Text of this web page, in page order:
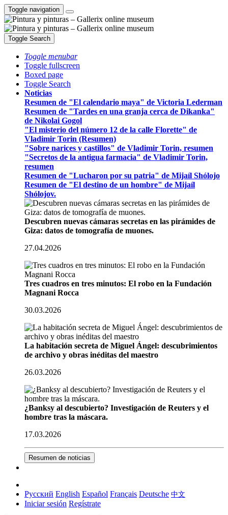
Toggle navigation
Toggle Search
Toggle menubar
Toggle fullscreen
Boxed page
Toggle Search
Noticias
Resumen de "El calendario maya" de Victoria Lederman
Resumen de "Tardes en una granja cerca de Dikanka"
de Nikolai Gogol
"El misterio del número 12 de la calle Florette" de
Vladimir Torin (Resumen)
"Sobre narices y castillos" de Vladimir Torin, resumen
"Secretos de la antigua farmacia" de Vladimir Torin,
resumen
Resumen de "Lucharon por su patria" de Mijaíl Shólojo
Resumen de "El destino de un hombre" de Mijaíl
Shólojov.
Descubren nuevas cámaras secretas en las pirámides de
Giza: datos de tomografía de muones.
27.04.2026
Tres cuadros en tres minutos: El robo en la Fundación
Magnani Rocca
30.03.2026
La habitación secreta de Miguel Ángel: descubrimientos
de archivo y obras inéditas del maestro
26.03.2026
¿Banksy al descubierto? Investigación de Reuters y el
hombre tras la máscara.
17.03.2026
Resumen de noticias
Русский English Español Français Deutsche 中文
Iniciar sesión Regístrate